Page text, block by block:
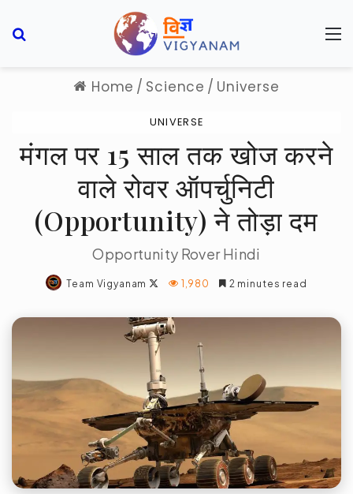
Home / Science / Universe
UNIVERSE
मंगल पर 15 साल तक खोज करने
वाले रोवर ऑपर्चुनिटी
(Opportunity) ने तोड़ा दम
Opportunity Rover Hindi
Team Vigyanam
Follow
X
1,980 2 minutes read